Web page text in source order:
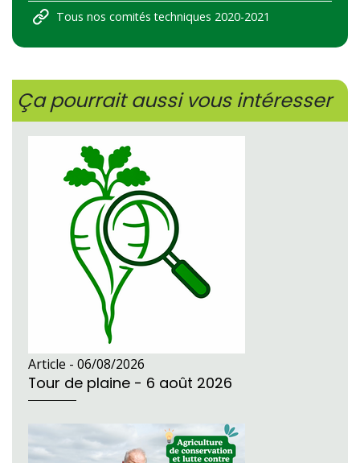
Tous nos comités techniques 2020-2021
Ça pourrait aussi vous intéresser
Article - 06/08/2026
Tour de plaine - 6 août 2026